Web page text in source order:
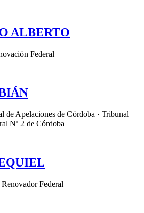
ALBERTO
Federal
de Apelaciones de Córdoba · Tribunal
Nº 2 de Córdoba
Federal